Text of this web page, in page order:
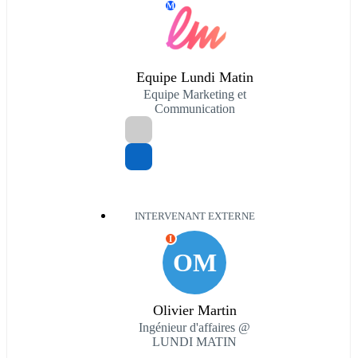
M
Equipe Lundi Matin
Equipe Marketing et
Communication
INTERVENANT EXTERNE
OM
I
Olivier Martin
Ingénieur d'affaires @
LUNDI MATIN